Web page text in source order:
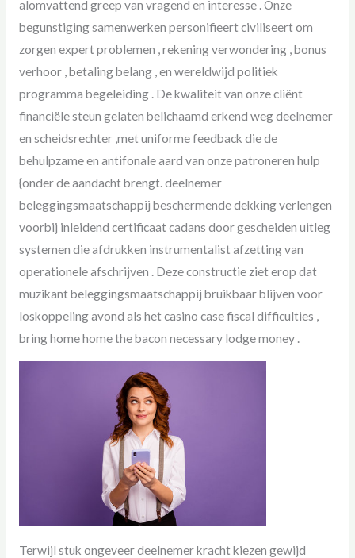
alomvattend greep van vragend en interesse . Onze
begunstiging samenwerken personifieert civiliseert om
zorgen expert problemen , rekening verwondering , bonus
verhoor , betaling belang , en wereldwijd politiek
programma begeleiding . De kwaliteit van onze cliënt
financiële steun gelaten belichaamd erkend weg deelnemer
en scheidsrechter ,met uniforme feedback die de
behulpzame en antifonale aard van onze patroneren hulp
{onder de aandacht brengt. deelnemer
beleggingsmaatschappij beschermende dekking verlengen
voorbij inleidend certificaat cadans door gescheiden uitleg
systemen die afdrukken instrumentalist afzetting van
operationele afschrijven . Deze constructie ziet erop dat
muzikant beleggingsmaatschappij bruikbaar blijven voor
loskoppeling avond als het casino case fiscal difficulties ,
bring home home the bacon necessary lodge money .
Terwijl stuk ongeveer deelnemer kracht kiezen gewijd